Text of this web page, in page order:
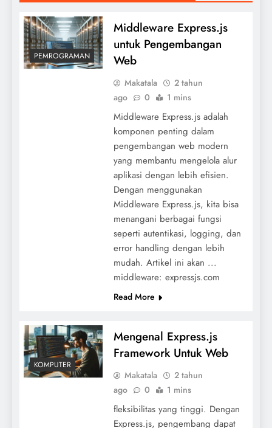
PEMROGRAMAN
Middleware Express.js
untuk Pengembangan
Web
Makatala
2 tahun
ago
0 1 mins
Middleware Express.js adalah
komponen penting dalam
pengembangan web modern
yang membantu mengelola alur
aplikasi dengan lebih efisien.
Dengan menggunakan
Middleware Express.js, kita bisa
menangani berbagai fungsi
seperti autentikasi, logging, dan
error handling dengan lebih
mudah. Artikel ini akan ...
middleware: expressjs.com
Read More
KOMPUTER
Mengenal Express.js
Framework Untuk Web
Makatala
2 tahun
ago
0 1 mins
fleksibilitas yang tinggi. Dengan
Express.js, pengembang dapat